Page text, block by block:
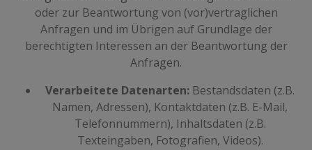
oder zur Beantwortung von (vor)vertraglichen
Anfragen und im Übrigen auf Grundlage der
berechtigten Interessen an der Beantwortung der
Anfragen.
Verarbeitete Datenarten: Bestandsdaten (z.B.
Namen, Adressen), Kontaktdaten (z.B. E-Mail,
Telefonnummern), Inhaltsdaten (z.B.
Texteingaben, Fotografien, Videos).